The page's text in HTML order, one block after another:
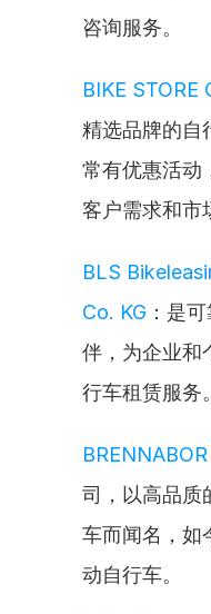
咨询服务。
BIKE STORE
精选品牌的自
常有优惠活动
客户需求和市
BLS
Co. KG ：是
伴，为企业和
行车租赁服务。
BRENNABOR
司，以高品质
车而闻名，如
动自行车。